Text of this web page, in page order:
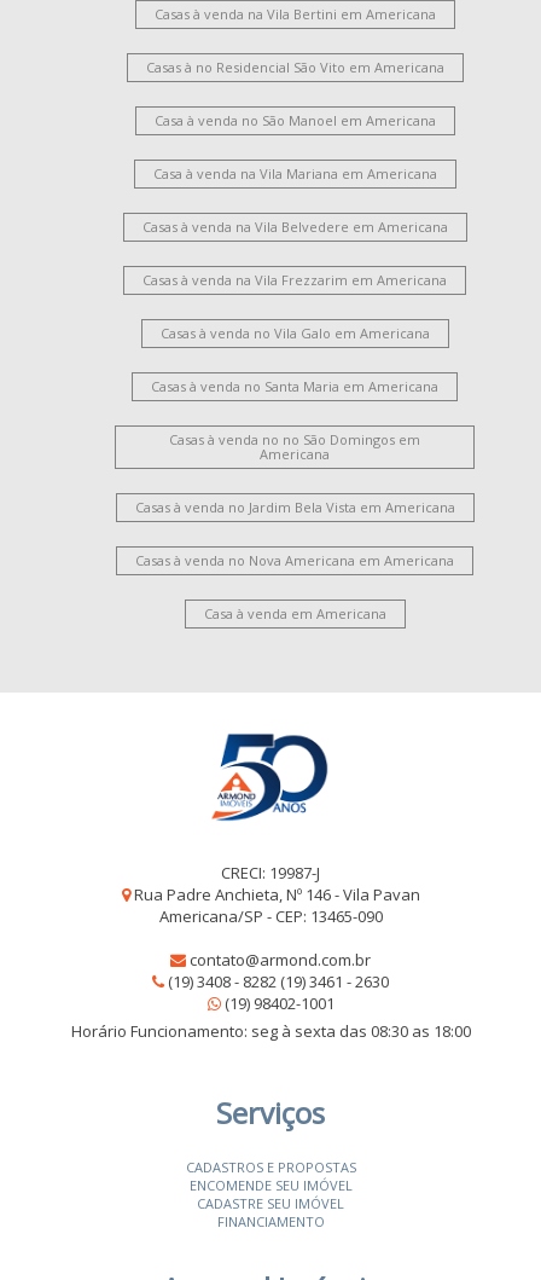
Casas à venda na Vila Bertini em Americana
Casas à no Residencial São Vito em Americana
Casa à venda no São Manoel em Americana
Casa à venda na Vila Mariana em Americana
Casas à venda na Vila Belvedere em Americana
Casas à venda na Vila Frezzarim em Americana
Casas à venda no Vila Galo em Americana
Casas à venda no Santa Maria em Americana
Casas à venda no no São Domingos em
Americana
Casas à venda no Jardim Bela Vista em Americana
Casas à venda no Nova Americana em Americana
Casa à venda em Americana
CRECI: 19987-J
Rua Padre Anchieta, Nº 146 - Vila Pavan
Americana/SP - CEP: 13465-090
contato@armond.com.br
(19) 3408 - 8282 (19) 3461 - 2630
(19) 98402-1001
Horário Funcionamento: seg à sexta das 08:30 as 18:00
Serviços
CADASTROS E PROPOSTAS
ENCOMENDE SEU IMÓVEL
CADASTRE SEU IMÓVEL
FINANCIAMENTO